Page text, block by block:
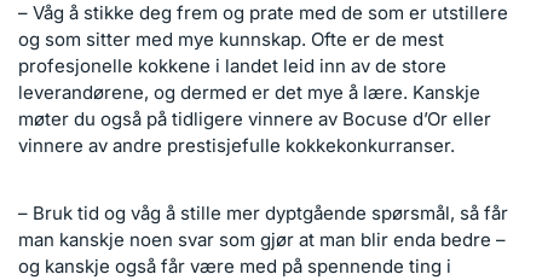
– Våg å stikke deg frem og prate med de som er utstillere
og som sitter med mye kunnskap. Ofte er de mest
profesjonelle kokkene i landet leid inn av de store
leverandørene, og dermed er det mye å lære. Kanskje
møter du også på tidligere vinnere av Bocuse d’Or eller
vinnere av andre prestisjefulle kokkekonkurranser.
– Bruk tid og våg å stille mer dyptgående spørsmål, så får
man kanskje noen svar som gjør at man blir enda bedre –
og kanskje også får være med på spennende ting i